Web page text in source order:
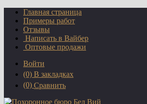
Главная страница
Примеры работ
Отзывы
Написать в Вайбер
Оптовые продажи
Войти
(0) В закладках
(0) Сравнить